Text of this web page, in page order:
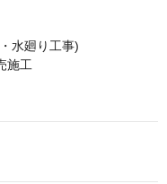
水廻り工事)
施工